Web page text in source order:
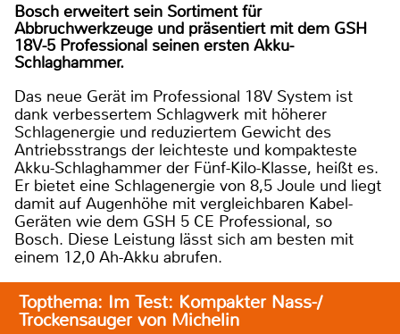
Bosch erweitert sein Sortiment für
Abbruchwerkzeuge und präsentiert mit dem GSH
18V-5 Professional seinen ersten Akku-
Schlaghammer.
Das neue Gerät im Professional 18V System ist
dank verbessertem Schlagwerk mit höherer
Schlagenergie und reduziertem Gewicht des
Antriebsstrangs der leichteste und kompakteste
Akku-Schlaghammer der Fünf-Kilo-Klasse, heißt es.
Er bietet eine Schlagenergie von 8,5 Joule und liegt
damit auf Augenhöhe mit vergleichbaren Kabel-
Geräten wie dem GSH 5 CE Professional, so
Bosch. Diese Leistung lässt sich am besten mit
einem 12,0 Ah-Akku abrufen.
Topthema: Im Test: Kompakter Nass-/
Trockensauger von Michelin